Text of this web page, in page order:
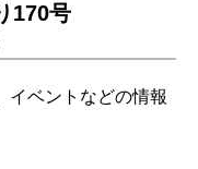
170号
イベントなどの情報